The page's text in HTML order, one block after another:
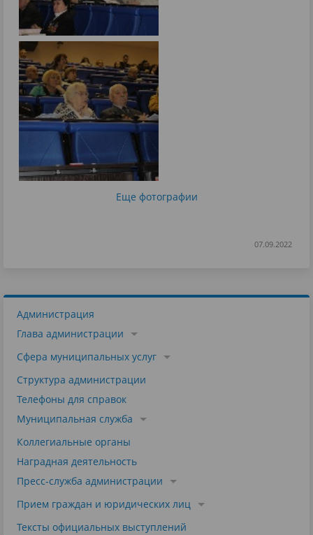
Еще фотографии
07.09.2022
Администрация
Глава администрации
Сфера муниципальных услуг
Структура администрации
Телефоны для справок
Муниципальная служба
Коллегиальные органы
Наградная деятельность
Пресс-служба администрации
Прием граждан и юридических лиц
Тексты официальных выступлений